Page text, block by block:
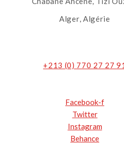
Alger, Algérie
+213 (0) 770 27 27
Facebook-f
Twitter
Instagram
Behance